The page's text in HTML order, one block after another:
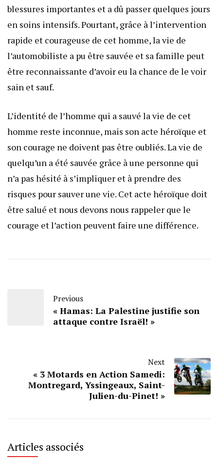
blessures importantes et a dû passer quelques jours
en soins intensifs. Pourtant, grâce à l’intervention
rapide et courageuse de cet homme, la vie de
l’automobiliste a pu être sauvée et sa famille peut
être reconnaissante d’avoir eu la chance de le voir
sain et sauf.
L’identité de l’homme qui a sauvé la vie de cet
homme reste inconnue, mais son acte héroïque et
son courage ne doivent pas être oubliés. La vie de
quelqu’un a été sauvée grâce à une personne qui
n’a pas hésité à s’impliquer et à prendre des
risques pour sauver une vie. Cet acte héroïque doit
être salué et nous devons nous rappeler que le
courage et l’action peuvent faire une différence.
Previous
« Hamas: La Palestine justifie son
attaque contre Israël! »
Next
« 3 Motards en Action Samedi:
Montregard, Yssingeaux, Saint-
Julien-du-Pinet! »
Articles associés